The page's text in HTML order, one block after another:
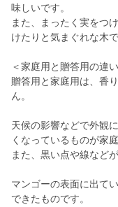
味しいです。
また、まったく実をつ
けたりと気まぐれな木で
＜家庭用と贈答用の違
贈答用と家庭用は、香
ん。
天候の影響などで外観
くなっているものが家
また、黒い点や線など
マンゴーの表面に出て
できたものです。